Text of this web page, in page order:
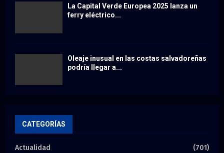
La Capital Verde Europea 2025 lanza un
ferry eléctrico...
Oleaje inusual en las costas salvadoreñas
podría llegar a...
CATEGORÍAS
Actualidad
(701)